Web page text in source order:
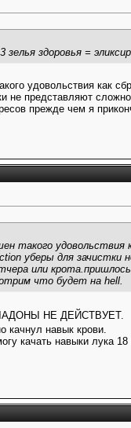
здоровья =
удовольствия как
представляют
прежде чем я
такого
уберы для
или
что будет на hell.
НЕ ДЕЙСТВУЕТ.
навык крови.
качать навыки лука